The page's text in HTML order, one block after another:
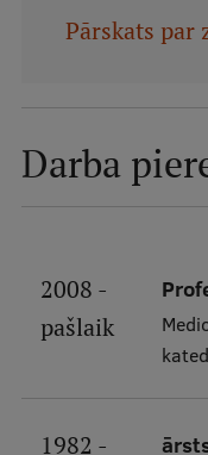
Mobile
Pamatstudiju
Rezidentūra
Pārskats par
Darba
2008 -
pašlaik
1982 -